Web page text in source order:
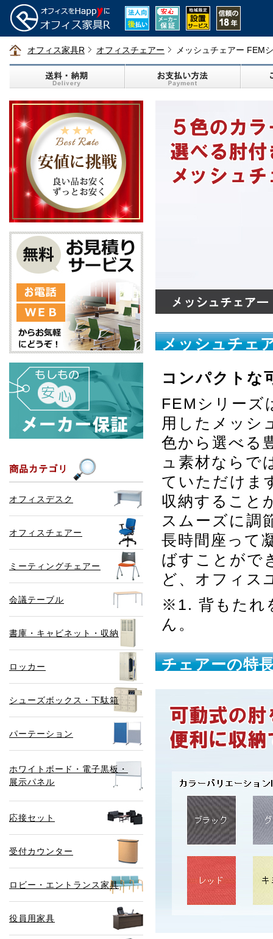
オフィス家具R オフィスチェアー メッシュチェアー FEM
メッシュチェ
コンパクトな
FEMシリーズ
用したメッシ
色から選べる
ュ素材ならで
ていただけま
収納すること
スムーズに調
長時間座って
ばすことがで
ど、オフィス
※1. 背もたれ
ん。
チェアーの特
オフィスデスク
オフィスチェアー
ミーティングチェアー
会議テーブル
書庫・キャビネット・収納
ロッカー
シューズボックス・下駄箱
パーテーション
ホワイトボード・電子黒板・
展示パネル
応接セット
受付カウンター
ロビー・エントランス家具
役員用家具